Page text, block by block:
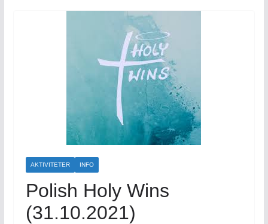
AKTIVITETER INFO
Polish Holy Wins
(31.10.2021)